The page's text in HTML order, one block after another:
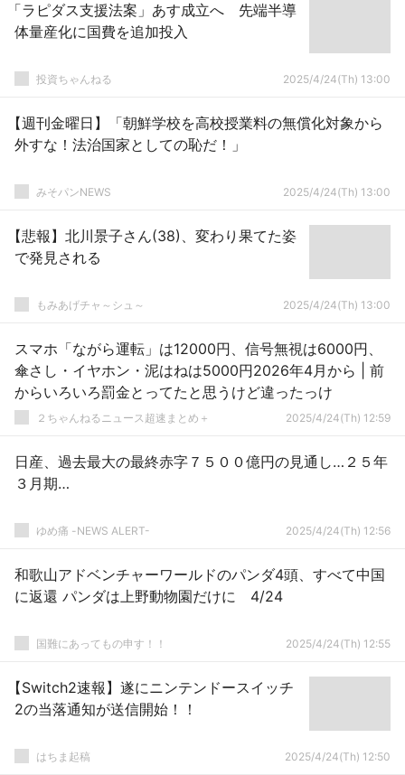
「ラピダス支援法案」あす成立へ 先端半導
体量産化に国費を追加投入
投資ちゃんねる 2025/4/24(Th) 13:00
【週刊金曜日】「朝鮮学校を高校授業料の無償化対象から
外すな！法治国家としての恥だ！」
みそパンNEWS 2025/4/24(Th) 13:00
【悲報】北川景子さん(38)、変わり果てた姿
で発見される
もみあげチャ～シュ～ 2025/4/24(Th) 13:00
スマホ「ながら運転」は12000円、信号無視は6000円、
傘さし・イヤホン・泥はねは5000円2026年4月から | 前
からいろいろ罰金とってたと思うけど違ったっけ
２ちゃんねるニュース超速まとめ＋ 2025/4/24(Th) 12:59
日産、過去最大の最終赤字７５００億円の見通し…２５年
３月期…
ゆめ痛 -NEWS ALERT- 2025/4/24(Th) 12:56
和歌山アドベンチャーワールドのパンダ4頭、すべて中国
に返還 パンダは上野動物園だけに 4/24
国難にあってもの申す！！ 2025/4/24(Th) 12:55
【Switch2速報】遂にニンテンドースイッチ
2の当落通知が送信開始！！
はちま起稿 2025/4/24(Th) 12:50